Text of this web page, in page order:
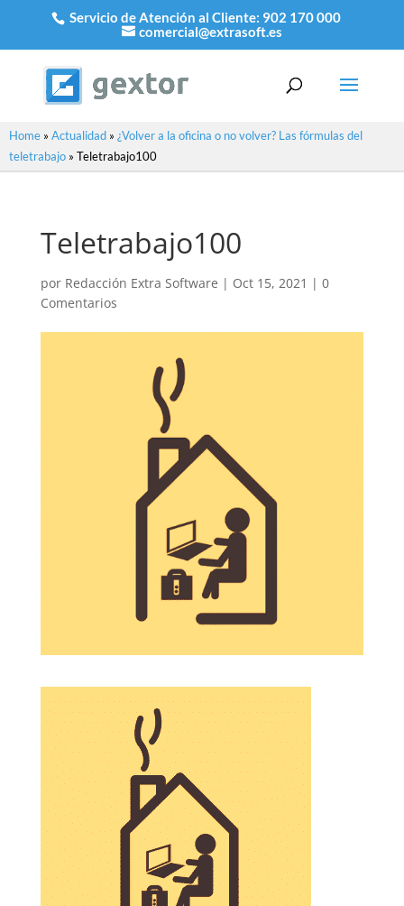
Servicio de Atención al Cliente: 902 170 000
comercial@extrasoft.es
Home » Actualidad » ¿Volver a la oficina o no volver? Las fórmulas del
teletrabajo » Teletrabajo100
Teletrabajo100
por Redacción Extra Software | Oct 15, 2021 | 0
Comentarios